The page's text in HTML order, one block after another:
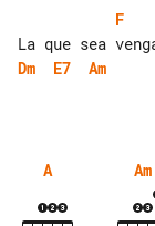
F
Dm
E7 Am
A Am